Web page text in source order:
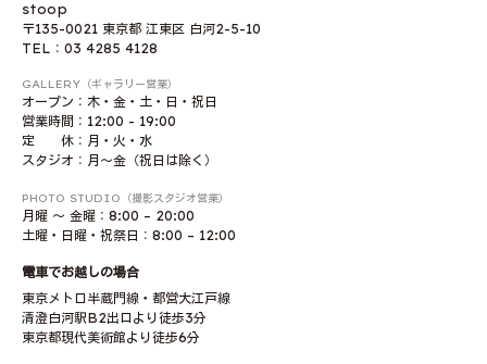
stoop
〒135-0021 東京都 江東区 白河2-5-10
TEL：03 4285 4128
GALLERY（ギャラリー営業）
オープン：木・金・土・日・祝日
営業時間：12:00 - 19:00
定 休：月・火・水
スタジオ：月〜金（祝日は除く）
PHOTO STUDIO（撮影スタジオ営業）
月曜 〜 金曜：8:00 – 20:00
土曜・日曜・祝祭日：8:00 – 12:00
電車でお越しの場合
東京メトロ半蔵門線・都営大江戸線
清澄白河駅B2出口より徒歩3分
東京都現代美術館より徒歩6分